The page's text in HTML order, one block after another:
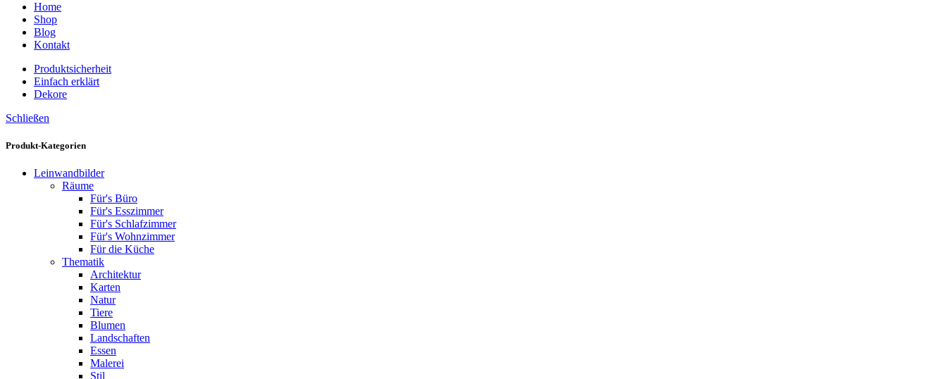
Home
Shop
Blog
Kontakt
Produktsicherheit
Einfach erklärt
Dekore
Schließen
Produkt-Kategorien
Leinwandbilder
Räume
Für's Büro
Für's Esszimmer
Für's Schlafzimmer
Für's Wohnzimmer
Für die Küche
Thematik
Architektur
Karten
Natur
Tiere
Blumen
Landschaften
Essen
Malerei
Stil